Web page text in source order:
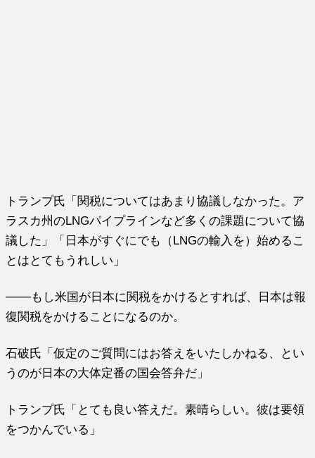
トランプ氏「関税についてはあまり協議しなかった。ア
ラスカ州のLNGパイプラインなど多くの課題について協
議した」「日本がすぐにでも（LNGの輸入を）始めるこ
とはとてもうれしい」
───もし米国が日本に関税をかけるとすれば、日本は報
復関税をかけることになるのか。
石破氏「仮定のご質問にはお答えをいたしかねる、とい
うのが日本の大体定番の国会答弁だ」
トランプ氏「とても良い答えだ。素晴らしい。彼は要領
をつかんでいる」